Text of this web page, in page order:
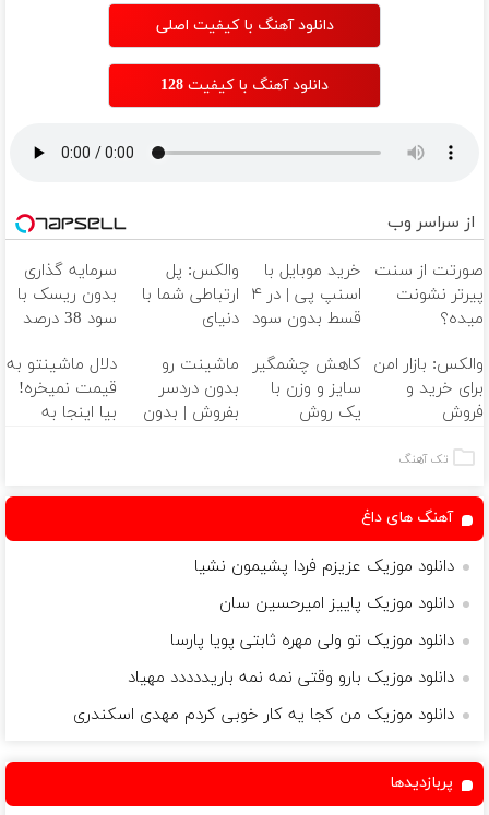
دانلود آهنگ با کیفیت اصلی
دانلود آهنگ با کیفیت 128
از سراسر وب
صورتت از سنت
پیرتر نشونت
میده؟
می‌گردونه 🔰
خرید موبایل با
اسنپ پی | در ۴
قسط بدون سود
والکس: پل
ارتباطی شما با
دنیای
دیجیتال
سرمایه گذاری
بدون ریسک با
سود 38 درصد
والکس: بازار امن
برای خرید و
فروش
دیجیتال
کاهش چشمگیر
سایز و وزن با
یک روش
ماشینت رو
بدون دردسر
بفروش | بدون
دلال ماشینتو به
قیمت نمیخره!
بیا اینجا به
تک آهنگ
آهنگ های داغ
دانلود موزیک عزیزم فردا پشیمون نشیا
دانلود موزیک پاییز امیرحسین سان
دانلود موزیک تو ولی مهره ثابتی پویا پارسا
دانلود موزیک بارو وقتی نمه نمه باریددددد مهیاد
دانلود موزیک من کجا یه کار خوبی کردم مهدی اسکندری
پربازدیدها